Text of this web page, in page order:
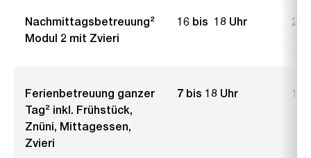
Nachmittagsbetreuung²
Modul 2 mit Zvieri
16 bis 18 Uhr 2.–
Ferienbetreuung ganzer
Tag² inkl. Frühstück,
Znüni, Mittagessen,
Zvieri
7 bis 18 Uhr